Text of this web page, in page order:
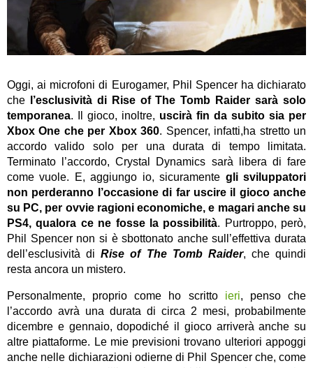
Oggi, ai microfoni di Eurogamer, Phil Spencer ha dichiarato
che
l’esclusività di Rise of The Tomb Raider sarà solo
temporanea. Il gioco, inoltre, uscirà fin da subito sia per
Xbox One che per Xbox 360. Spencer, infatti,ha stretto un
accordo valido solo per una durata di tempo limitata.
Terminato l’accordo, Crystal Dynamics sarà libera di fare
come vuole. E, aggiungo io, sicuramente gli sviluppatori
non perderanno l’occasione di far uscire il gioco anche
su PC, per ovvie ragioni economiche, e magari anche su
PS4, qualora ce ne fosse la possibilità. Purtroppo, però,
Phil Spencer non si è sbottonato anche sull’effettiva durata
dell’esclusività diRise of The Tomb Raider, che quindi
resta ancora un mistero.
Personalmente, proprio come ho scritto ieri, penso che
l’accordo avrà una durata di circa 2 mesi, probabilmente
dicembre e gennaio, dopodiché il gioco arriverà anche su
altre piattaforme. Le mie previsioni trovano ulteriori appoggi
anche nelle dichiarazioni odierne di Phil Spencer che, come